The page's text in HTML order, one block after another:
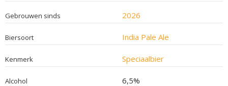
Gebrouwen sinds 2026
Biersoort India Pale Ale
Kenmerk Speciaalbier
Alcohol 6,5%